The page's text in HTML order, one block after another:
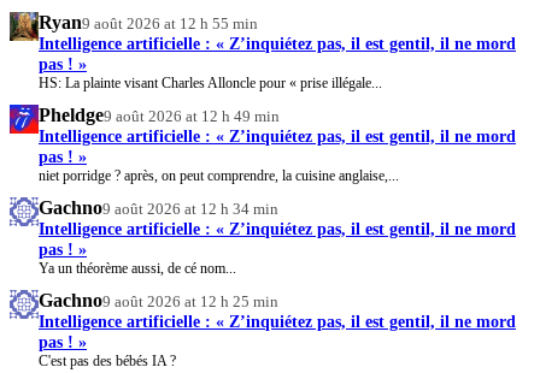
Ryan9 août 2026 at 12 h 55 min
Intelligence artificielle : « Z’inquiétez pas, il est gentil, il ne mord
pas ! »
HS: La plainte visant Charles Alloncle pour « prise illégale...
Pheldge9 août 2026 at 12 h 49 min
Intelligence artificielle : « Z’inquiétez pas, il est gentil, il ne mord
pas ! »
niet porridge ? après, on peut comprendre, la cuisine anglaise,...
Gachno9 août 2026 at 12 h 34 min
Intelligence artificielle : « Z’inquiétez pas, il est gentil, il ne mord
pas ! »
Ya un théorème aussi, de cé nom...
Gachno9 août 2026 at 12 h 25 min
Intelligence artificielle : « Z’inquiétez pas, il est gentil, il ne mord
pas ! »
C'est pas des bébés IA ?